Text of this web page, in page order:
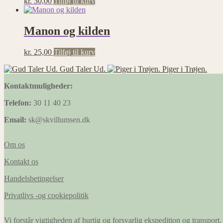
Manon og kilden
kr. 25,00 Tilføj til kurv
Gud Taler Ud.
Piger i Trøjen.
Kontaktmuligheder:
Telefon: 30 11 40 23
Email: sk@skvillumsen.dk
Om os
Kontakt os
Handelsbetingelser
Privatlivs -og cookiepolitik
Vi forstår vigtigheden af hurtig og forsvarlig ekspedition og